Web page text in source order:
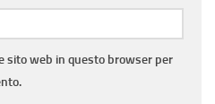
sito web in questo browser per